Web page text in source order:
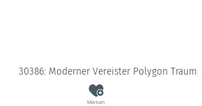
30386: Moderner Vereister Polygon Traum
Merken